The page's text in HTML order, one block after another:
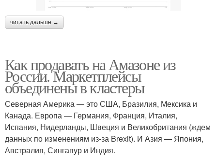
читать дальше →
Как продавать на Амазоне из
России. Маркетплейсы
объединены в кластеры
Северная Америка — это США, Бразилия, Мексика и
Канада. Европа — Германия, Франция, Италия,
Испания, Нидерланды, Швеция и Великобритания (ждем
данных по изменениям из-за Brexit). И Азия — Япония,
Австралия, Сингапур и Индия.